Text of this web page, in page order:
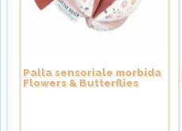
Palla sensoriale morbida
Flowers & Butterflies